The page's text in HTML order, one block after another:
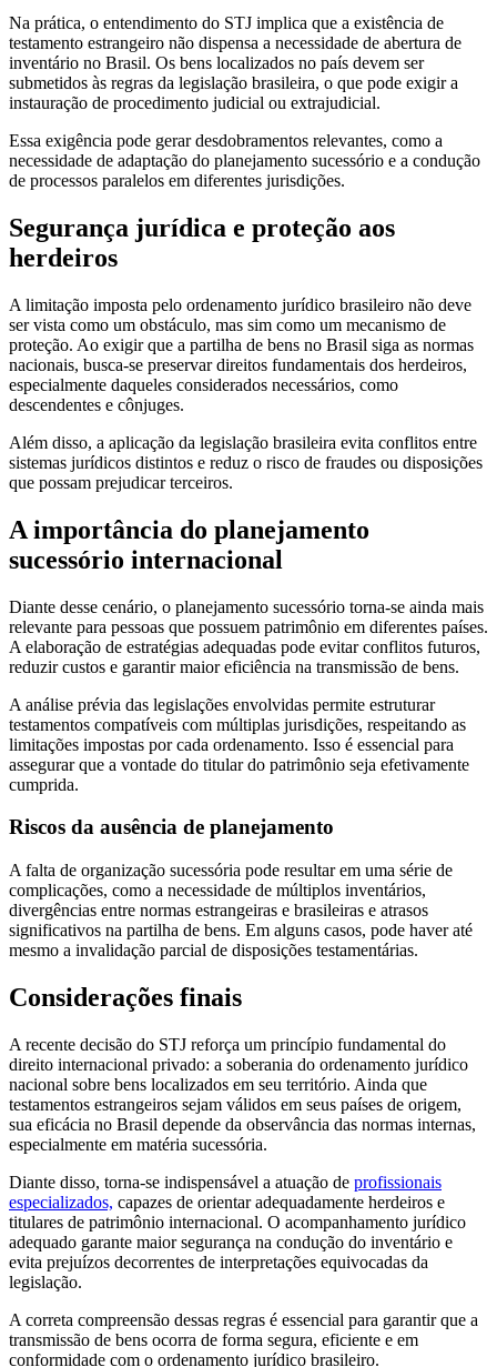
Na prática, o entendimento do STJ implica que a existência de
testamento estrangeiro não dispensa a necessidade de abertura de
inventário no Brasil. Os bens localizados no país devem ser
submetidos às regras da legislação brasileira, o que pode exigir a
instauração de procedimento judicial ou extrajudicial.
Essa exigência pode gerar desdobramentos relevantes, como a
necessidade de adaptação do planejamento sucessório e a condução
de processos paralelos em diferentes jurisdições.
Segurança jurídica e proteção aos
herdeiros
A limitação imposta pelo ordenamento jurídico brasileiro não deve
ser vista como um obstáculo, mas sim como um mecanismo de
proteção. Ao exigir que a partilha de bens no Brasil siga as normas
nacionais, busca-se preservar direitos fundamentais dos herdeiros,
especialmente daqueles considerados necessários, como
descendentes e cônjuges.
Além disso, a aplicação da legislação brasileira evita conflitos entre
sistemas jurídicos distintos e reduz o risco de fraudes ou disposições
que possam prejudicar terceiros.
A importância do planejamento
sucessório internacional
Diante desse cenário, o planejamento sucessório torna-se ainda mais
relevante para pessoas que possuem patrimônio em diferentes países.
A elaboração de estratégias adequadas pode evitar conflitos futuros,
reduzir custos e garantir maior eficiência na transmissão de bens.
A análise prévia das legislações envolvidas permite estruturar
testamentos compatíveis com múltiplas jurisdições, respeitando as
limitações impostas por cada ordenamento. Isso é essencial para
assegurar que a vontade do titular do patrimônio seja efetivamente
cumprida.
Riscos da ausência de planejamento
A falta de organização sucessória pode resultar em uma série de
complicações, como a necessidade de múltiplos inventários,
divergências entre normas estrangeiras e brasileiras e atrasos
significativos na partilha de bens. Em alguns casos, pode haver até
mesmo a invalidação parcial de disposições testamentárias.
Considerações finais
A recente decisão do STJ reforça um princípio fundamental do
direito internacional privado: a soberania do ordenamento jurídico
nacional sobre bens localizados em seu território. Ainda que
testamentos estrangeiros sejam válidos em seus países de origem,
sua eficácia no Brasil depende da observância das normas internas,
especialmente em matéria sucessória.
Diante disso, torna-se indispensável a atuação de profissionais
especializados, capazes de orientar adequadamente herdeiros e
titulares de patrimônio internacional. O acompanhamento jurídico
adequado garante maior segurança na condução do inventário e
evita prejuízos decorrentes de interpretações equivocadas da
legislação.
A correta compreensão dessas regras é essencial para garantir que a
transmissão de bens ocorra de forma segura, eficiente e em
conformidade com o ordenamento jurídico brasileiro.